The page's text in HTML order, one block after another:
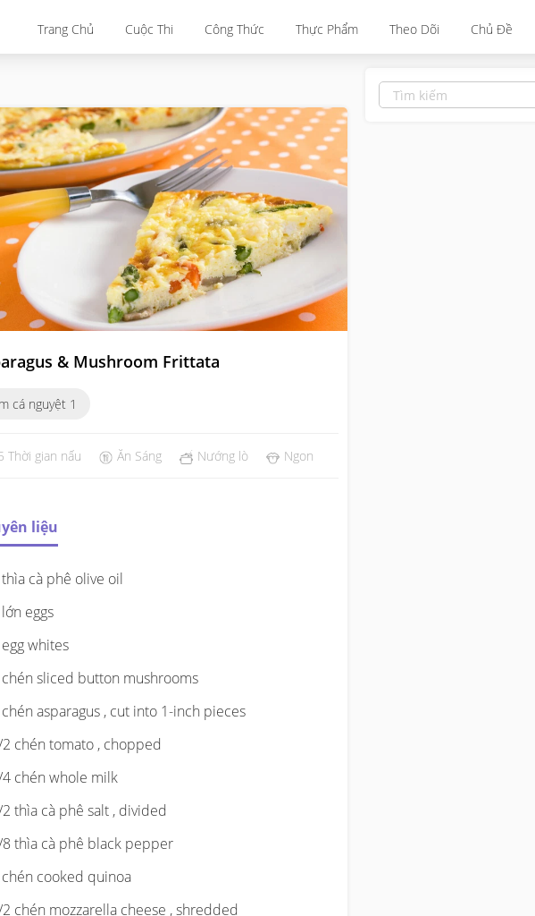
Trang Chủ Cuộc Thi Công Thức Thực Phẩm Theo Dõi Chủ Đề
& Mushroom Frittata
cá nguyệt 1
Thời gian nấu Ăn Sáng Nướng lò Ngon
liệu
cà phê olive oil
eggs
whites
sliced button mushrooms
asparagus , cut into 1-inch pieces
chén tomato , chopped
chén whole milk
thìa cà phê salt , divided
thìa cà phê black pepper
cooked quinoa
chén mozzarella cheese , shredded